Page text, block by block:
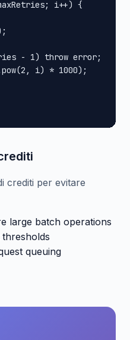
i++) {
- 1) throw error;
i) * 1000);
crediti per evitare
large batch operations
queuing